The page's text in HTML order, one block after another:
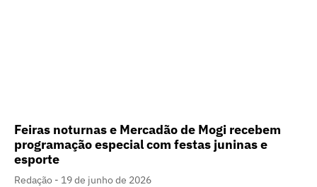
Feiras noturnas e Mercadão de Mogi recebem
programação especial com festas juninas e
esporte
Redação
19 de junho de 2026